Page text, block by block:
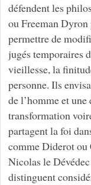
défendent les
ou Freeman
permettre de
jugés temporaires
vieillesse, la
personne. Ils
de l’homme et
transformation
partagent la foi
comme Diderot ou
Nicolas le
distinguent